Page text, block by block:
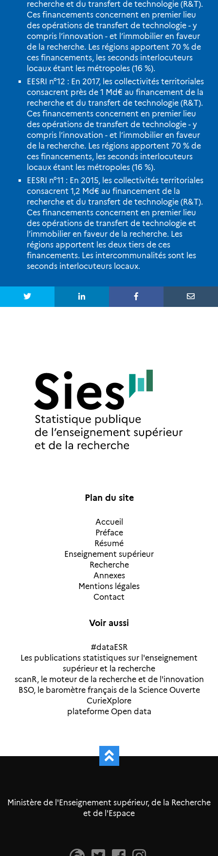
recherche et du transfert de technologie (R&T).
Ces financements concernent en premier lieu
des opérations de transfert de technologie - y
compris l’innovation - et l’immobilier en faveur
de la recherche. Les régions apportent 70 % de
ces financements, les seconds interlocuteurs
locaux étant les métropoles (16 %).
EESRI n°12 : En 2017, les collectivités territoriales
consacrent près de 1 Md€ au financement de la
recherche et du transfert de technologie (R&T).
Ces financements concernent en premier lieu
des opérations de transfert de technologie - y
compris l’innovation - et l’immobilier en faveur
de la recherche. Les régions apportent 70 % de
ces financements, les seconds interlocuteurs
locaux étant les métropoles (16 %).
EESRI n°11 : En 2015, les collectivités territoriales
consacrent 1,2 Md€ au financement de la
recherche et du transfert de technologie (R&T).
Ces financements concernent en premier lieu
des opérations de transfert de technologie et
l’immobilier en faveur de la recherche. Les
régions apportent les deux tiers de ces
financements. Les intercommunalités sont les
seconds interlocuteurs locaux.
Plan du site
Accueil
Préface
Résumé
Enseignement supérieur
Recherche
Annexes
Mentions légales
Contact
Voir aussi
#dataESR
Les publications statistiques sur l'enseignement
supérieur et la recherche
scanR, le moteur de la recherche et de l'innovation
BSO, le baromètre français de la Science Ouverte
CurieXplore
plateforme Open data
Ministère de l'Enseignement supérieur, de la Recherche
et de l'Espace